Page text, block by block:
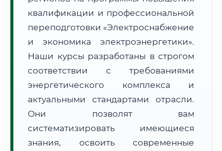
Расчет логистики оригиналов:
• Экспресс-доставка СДЭК / Почтой:
2–3 рабочих дня
квалификации и профессиональной
переподготовки «Электроснабжение
и экономика электроэнергетики».
Наши курсы разработаны в строгом
соответствии с требованиями
энергетического комплекса и
актуальными стандартами отрасли.
Они позволят вам
систематизировать имеющиеся
знания, освоить современные